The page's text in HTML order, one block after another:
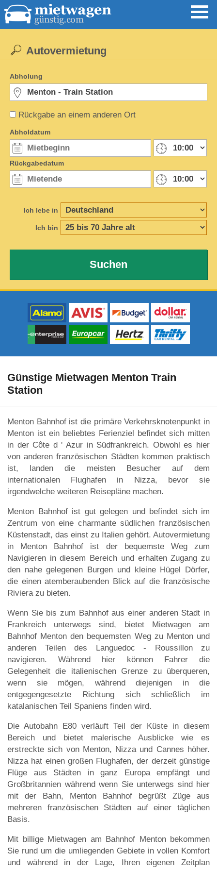
Rückgabe an einem anderen Ort
Autovermietung
Abholung
Abholdatum
Rückgabedatum
Ich lebe in
Ich bin
Suchen
Günstige Mietwagen Menton Train
Station
Menton Bahnhof ist die primäre Verkehrsknotenpunkt in
Menton ist ein beliebtes Ferienziel befindet sich mitten
in der Côte d ' Azur in Südfrankreich. Obwohl es hier
von anderen französischen Städten kommen praktisch
ist, landen die meisten Besucher auf dem
internationalen Flughafen in Nizza, bevor sie
irgendwelche weiteren Reisepläne machen.
Menton Bahnhof ist gut gelegen und befindet sich im
Zentrum von eine charmante südlichen französischen
Küstenstadt, das einst zu Italien gehört. Autovermietung
in Menton Bahnhof ist der bequemste Weg zum
Navigieren in diesem Bereich und erhalten Zugang zu
den nahe gelegenen Burgen und kleine Hügel Dörfer,
die einen atemberaubenden Blick auf die französische
Riviera zu bieten.
Wenn Sie bis zum Bahnhof aus einer anderen Stadt in
Frankreich unterwegs sind, bietet Mietwagen am
Bahnhof Menton den bequemsten Weg zu Menton und
anderen Teilen des Languedoc - Roussillon zu
navigieren. Während hier können Fahrer die
Gelegenheit die italienischen Grenze zu überqueren,
wenn sie mögen, während diejenigen in die
entgegengesetzte Richtung sich schließlich im
katalanischen Teil Spaniens finden wird.
Die Autobahn E80 verläuft Teil der Küste in diesem
Bereich und bietet malerische Ausblicke wie es
erstreckte sich von Menton, Nizza und Cannes höher.
Nizza hat einen großen Flughafen, der derzeit günstige
Flüge aus Städten in ganz Europa empfängt und
Großbritannien während wenn Sie unterwegs sind hier
mit der Bahn, Menton Bahnhof begrüßt Züge aus
mehreren französischen Städten auf einer täglichen
Basis.
Mit billige Mietwagen am Bahnhof Menton bekommen
Sie rund um die umliegenden Gebiete in vollen Komfort
und während in der Lage, Ihren eigenen Zeitplan